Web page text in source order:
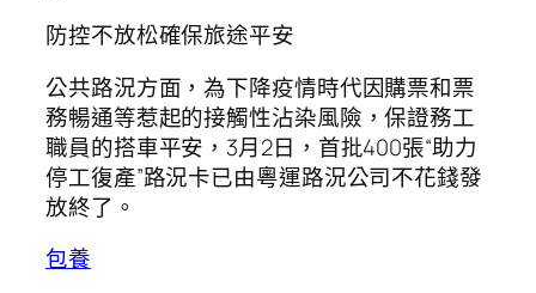
防控不放松確保旅途平安
公共路況方面，為下降疫情時代因購票和票
務暢通等惹起的接觸性沾染風險，保證務工
職員的搭車平安，3月2日，首批400張“助力
停工復產”路況卡已由粵運路況公司不花錢發
放終了。
包養